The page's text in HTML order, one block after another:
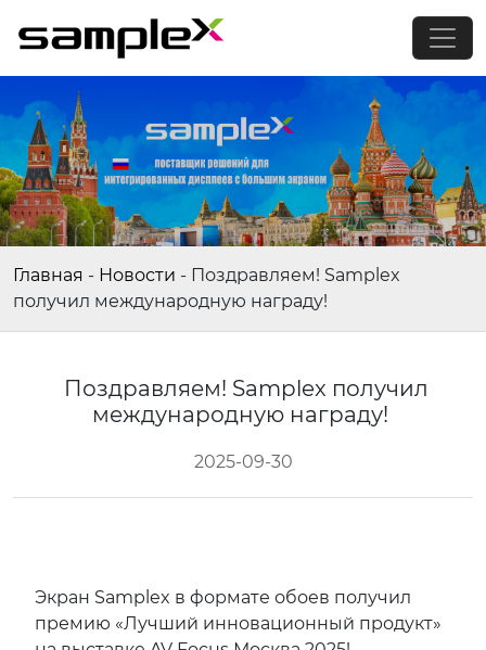
Главная - Новости - Поздравляем! Samplex
получил международную награду!
Поздравляем! Samplex получил
международную награду!
2025-09-30
Экран Samplex в формате обоев получил
премию «Лучший инновационный продукт»